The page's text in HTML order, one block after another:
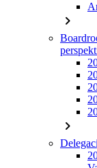
chevron_right
chevron_right